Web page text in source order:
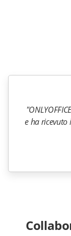
e ha